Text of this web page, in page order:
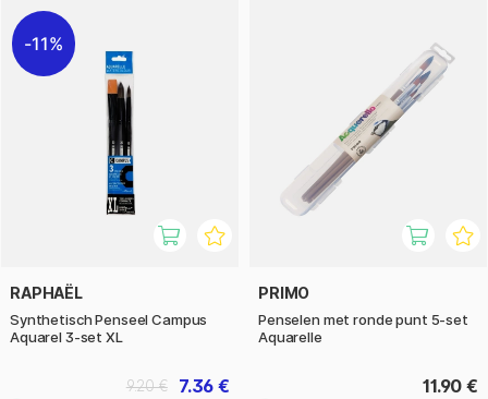
11%
RAPHAËL
Synthetisch Penseel Campus
Aquarel 3-set XL
7.36 €
9.20 €
PRIMO
Penselen met ronde punt 5-set
Aquarelle
11.90 €